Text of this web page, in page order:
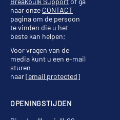
OPENINGSTIJDEN
naar onze CONTACT
pagina om de persoon
te vinden die u het
beste kan helpen;
Voor vragen van de
media kunt u een e-mail
sturen
naar[email protected]